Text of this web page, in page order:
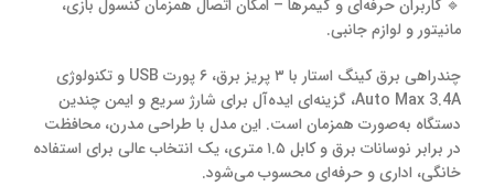
🔹 کاربران حرفه‌ای و گیمرها – امکان اتصال همزمان کنسول بازی،
مانیتور و لوازم جانبی.
چندراهی برق کینگ استار با ۳ پریز برق، ۶ پورت USB و تکنولوژی
Auto Max 3.4A، گزینه‌ای ایده‌آل برای شارژ سریع و ایمن چندین
دستگاه به‌صورت همزمان است. این مدل با طراحی مدرن، محافظت
در برابر نوسانات برق و کابل ۱.۵ متری، یک انتخاب عالی برای استفاده
خانگی، اداری و حرفه‌ای محسوب می‌شود.